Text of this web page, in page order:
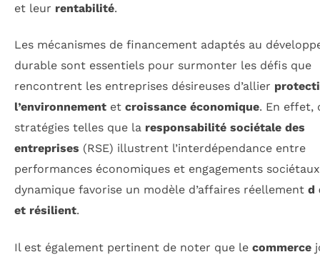
et leur rentabilité.
Les mécanismes de financement adaptés au
durable sont essentiels pour surmonter les défis que
rencontrent les entreprises désireuses d’allier
l’environnement et croissance économique. En effet,
stratégies telles que la responsabilité sociétale des
entreprises (RSE) illustrent l’interdépendance entre
performances économiques et engagements
dynamique favorise un modèle d’affaires réellement d
et résilient.
Il est également pertinent de noter que le commerce